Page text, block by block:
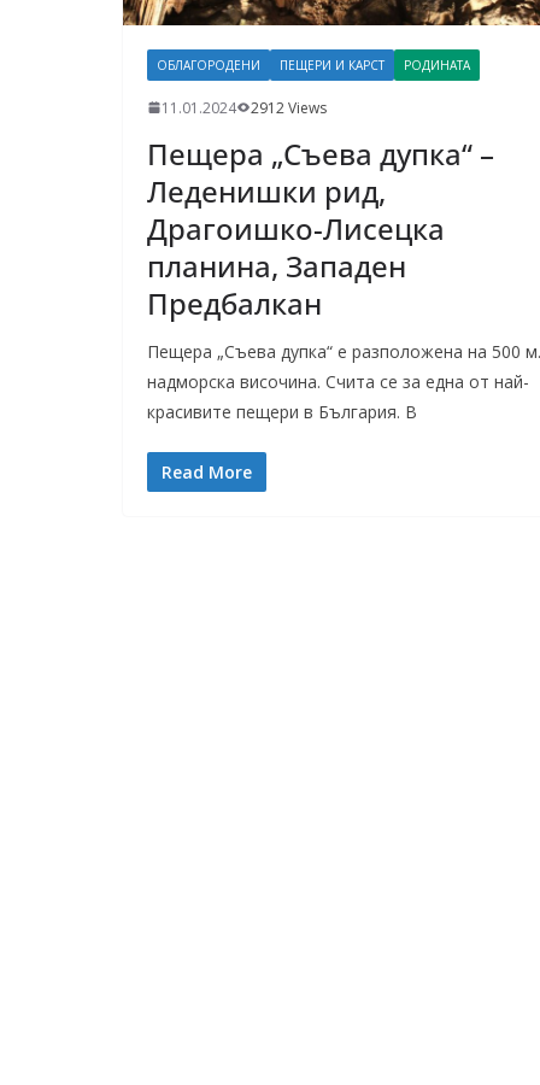
ОБЛАГОРОДЕНИ ПЕЩЕРИ И КАРСТ РОДИНАТА
11.01.2024 2912 Views
Пещера „Съева дупка“ –
Леденишки рид,
Драгоишко-Лисецка
планина, Западен
Предбалкан
Пещера „Съева дупка“ е разположена на 500 м.
надморска височина. Счита се за една от най-
красивите пещери в България. В
Read More